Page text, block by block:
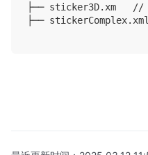
├── sticker3D.xm   //
├──